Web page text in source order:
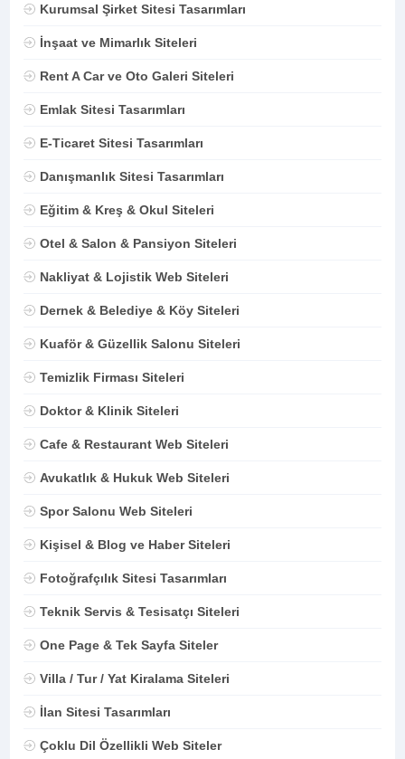
Kurumsal Şirket Sitesi Tasarımları
İnşaat ve Mimarlık Siteleri
Rent A Car ve Oto Galeri Siteleri
Emlak Sitesi Tasarımları
E-Ticaret Sitesi Tasarımları
Danışmanlık Sitesi Tasarımları
Eğitim & Kreş & Okul Siteleri
Otel & Salon & Pansiyon Siteleri
Nakliyat & Lojistik Web Siteleri
Dernek & Belediye & Köy Siteleri
Kuaför & Güzellik Salonu Siteleri
Temizlik Firması Siteleri
Doktor & Klinik Siteleri
Cafe & Restaurant Web Siteleri
Avukatlık & Hukuk Web Siteleri
Spor Salonu Web Siteleri
Kişisel & Blog ve Haber Siteleri
Fotoğrafçılık Sitesi Tasarımları
Teknik Servis & Tesisatçı Siteleri
One Page & Tek Sayfa Siteler
Villa / Tur / Yat Kiralama Siteleri
İlan Sitesi Tasarımları
Çoklu Dil Özellikli Web Siteler